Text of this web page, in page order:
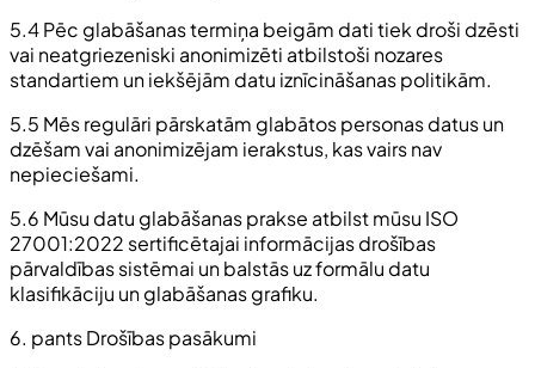
5.4 Pēc glabāšanas termiņa beigām dati tiek droši dzēsti
vai neatgriezeniski anonimizēti atbilstoši nozares
standartiem un iekšējām datu iznīcināšanas politikām.
5.5 Mēs regulāri pārskatām glabātos personas datus un
dzēšam vai anonimizējam ierakstus, kas vairs nav
nepieciešami.
5.6 Mūsu datu glabāšanas prakse atbilst mūsu ISO
27001:2022 sertificētajai informācijas drošības
pārvaldības sistēmai un balstās uz formālu datu
klasifikāciju un glabāšanas grafiku.
6. pants Drošības pasākumi